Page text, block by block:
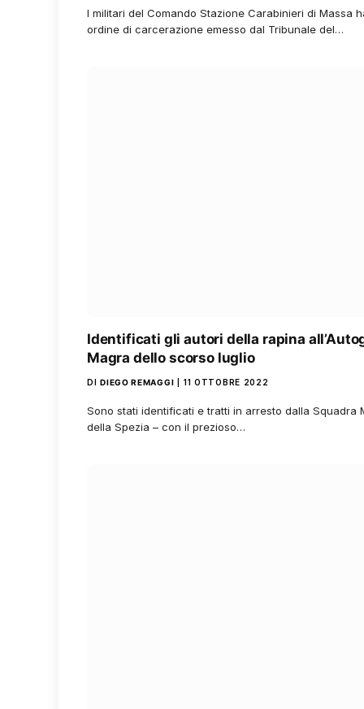
I militari del Comando Stazione Carabinieri di Massa
ordine di carcerazione emesso dal Tribunale del…
Identificati gli autori della rapina
Magra dello scorso luglio
DI DIEGO REMAGGI 11 OTTOBRE 2022
Sono stati identificati e tratti in arresto dalla Squadra
della Spezia – con il prezioso…